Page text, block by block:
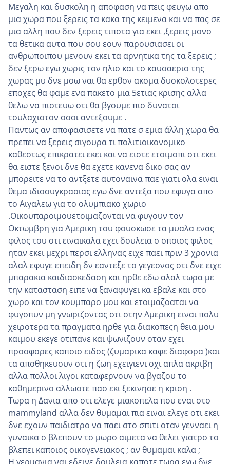
Μεγαλη και δυσκολη η αποφαση να πεις φευγω απο
μια χωρα που ξερεις τα κακα της κειμενα και να πας σε
μια αλλη που δεν ξερεις τιποτα για εκει ,ξερεις μονο
τα θετικα αυτα που σου εουν παρουσιασει οι
ανθρωποιπου μενουν εκει τα αρνητικα της τα ξερεις ;
δεν ξερω εγω χωρις τον ηλιο και το καυσαεριο της
χωρας μυ δνε μοω ναι θα ερθον ακομα δυσκολοτερες
εποχες θα φαμε ενα πακετο μια 5ετιας κρισης αλλα
θελω να πιστευω οτι θα βγουμε πιο δυνατοι
τουλαχιστον οσοι αντεξουμε .
Παντως αν αποφασισετε να πατε σ εμια άλλη χωρα θα
πρεπει να ξερεις σιγουρα τι πολιτιοικονομικο
καθεστως επικρατει εκει και να ειστε ετοιμοπι οτι εκει
θα ειστε ξενοι δνε θα εχετε κανενα δικο σας αν
μπορειτε να το αντξετε αυτοναινα παε γιατι ολα ειναι
θεμα ιδιοσυγκρασιας εγω δνε αντεξα που εφυγα απο
το Αιγαλεω για το ολυμπιακο χωριο
.Οικουπαροιμουετοιμαζονται να φυγουν τον
Οκτωμβρη για Αμερικη του φουσκωσε τα μυαλα ενας
φιλος του οτι ειναικαλα εχει δουλεια ο οποιος φιλος
ηταν εκει μεχρι περσι ελληνας ειχε παει πριν 3 χρονια
αλαλ εφυγε επειδη δν εαντεξε το γεγεονος οτι δνε ειχε
μπαρακια καιδιασκεδαση και ηρθε εδω αλαλ τωρα με
την κατασταση ειπε να ξαναφυγει κα εβαλε και στο
χωρο και τον κουμπαρο μου και ετοιμαζοαται να
φυγοπυν μη γνωριζοντας οτι στην Αμερικη ειναι πολυ
χειροτερα τα πραγματα ηρθε για διακοπεςη θεια μου
καιμου εκεγε οτιπανε και ψωνιζουν οταν εχει
προσφορες καποιο ειδος (ζυμαρικα καφε διαφορα )και
τα αποθηκευουν οτι η ζωη εχειγιενι οχι απλα ακριβη
αλλα πολλοι λιγοι καταφερνουν να βγαζου το
καθημερινο αλλωστε παο εκι ξεκινησε η κριση .
Τωρα η Δανια απο οτι ελεγε μιακοπελα που εναι στο
mammyland αλλα δεν θυμαμαι πια ειναι ελεγε οτι εκει
δνε εχουν παιδιατρο να παει στο σπιτι οταν γενναει η
γυναικα ο βλεπουν το μωρο αιμετα να θελει γιατρο το
βλεπει καποιος οικογενειακος ; αν θυμαμαι καλα ;